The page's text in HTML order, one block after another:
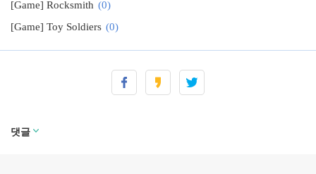
[Game] Rocksmith (0)
[Game] Toy Soldiers (0)
[Game] Defcon (0)
[Game] The Lord of the Ring - War in the North (반지의 제왕 - 북부전쟁)
(0)
댓글